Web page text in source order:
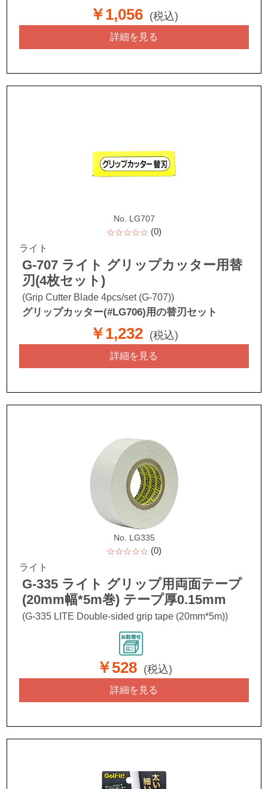
￥1,056 (税込)
詳細を見る
No. LG707
☆☆☆☆☆ (0)
ライト
G-707 ライト グリップカッター用替
刃(4枚セット)
(Grip Cutter Blade 4pcs/set (G-707))
グリップカッター(#LG706)用の替刃セット
￥1,232 (税込)
詳細を見る
No. LG335
☆☆☆☆☆ (0)
ライト
G-335 ライト グリップ用両面テープ
(20mm幅*5m巻) テープ厚0.15mm
(G-335 LITE Double-sided grip tape (20mm*5m))
￥528 (税込)
詳細を見る